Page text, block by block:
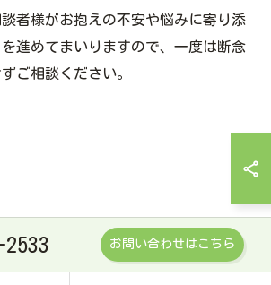
者様がお抱えの不安や悩みに寄り添
進めてまいりますので、一度は断念
ご相談ください。
お問い合わせはこちら